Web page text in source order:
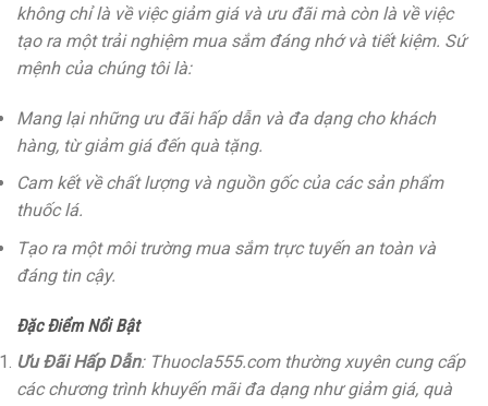
không chỉ là về việc giảm giá và ưu đãi mà còn là về việc
tạo ra một trải nghiệm mua sắm đáng nhớ và tiết kiệm. Sứ
mệnh của chúng tôi là:
Mang lại những ưu đãi hấp dẫn và đa dạng cho khách
hàng, từ giảm giá đến quà tặng.
Cam kết về chất lượng và nguồn gốc của các sản phẩm
thuốc lá.
Tạo ra một môi trường mua sắm trực tuyến an toàn và
đáng tin cậy.
Đặc Điểm Nổi Bật
Ưu Đãi Hấp Dẫn: Thuocla555.com thường xuyên cung cấp
các chương trình khuyến mãi đa dạng như giảm giá, quà